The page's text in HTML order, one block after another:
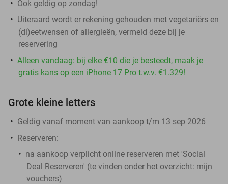
Ook geldig op zondag!
Uiteraard wordt er rekening gehouden met vegetariërs en
(di)eetwensen of allergieën, vermeld deze bij je
reservering
Alleen vandaag: bij elke €10 die je besteedt, maak je
gratis kans op een iPhone 17 Pro t.w.v. €1.329!
Grote kleine letters
Geldig vanaf moment van aankoop t/m 13 sep 2026
Reserveren:
na aankoop verplicht online reserveren met 'Social
Deal Reserveren' (te vinden onder het overzicht: mijn
vouchers)